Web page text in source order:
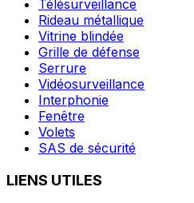
Télésurveillance
Rideau métallique
Vitrine blindée
Grille de défense
Serrure
Vidéosurveillance
Interphonie
Fenêtre
Volets
SAS de sécurité
LIENS UTILES